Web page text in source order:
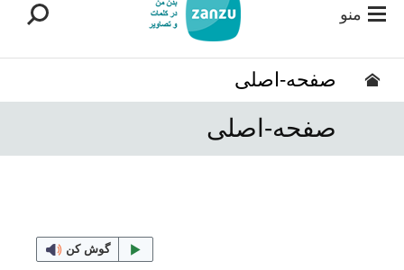
منو
صفحه-اصلی
صفحه-اصلی
گوش کن